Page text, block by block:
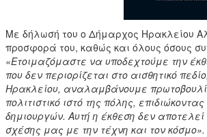
Με δήλωσή του ο Δήμαρχος Ηρακλείου
προσφορά του, καθώς και όλους όσους
«Ετοιμαζόμαστε να υποδεχτούμε την
που δεν περιορίζεται στο αισθητικό
Ηρακλείου, αναλαμβάνουμε
πολιτιστικό ιστό της πόλης,
δημιουργών. Αυτή η έκθεση δεν
σχέσης μας με την τέχνη και τον κόσμο».